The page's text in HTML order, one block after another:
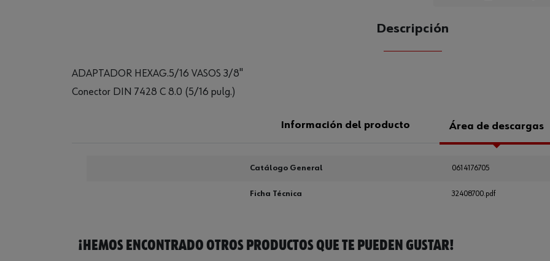
CANTIDAD
Descripción
ADAPTADOR HEXAG.5/16 VASOS 3/8"
Conector DIN 7428 C 8.0 (5/16 pulg.)
Información del producto Área de descargas
Catálogo General 0614176705
Ficha Técnica 32408700.pdf
¡HEMOS ENCONTRADO OTROS PRODUCTOS QUE TE PUEDEN GUSTAR!